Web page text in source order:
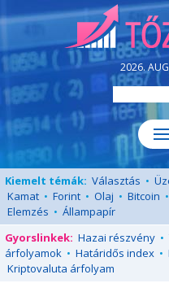
2026.
Kiemelt témák: Választás •
Kamat • Forint • Olaj • Bitcoin •
Elemzés • Állampapír
Gyorslinkek: Hazai részvény •
árfolyamok • Határidős index •
Kriptovaluta árfolyam